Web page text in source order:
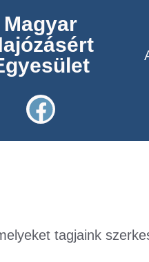
Magyar
tagjaink